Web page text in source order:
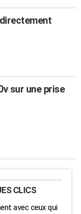
sur une prise
CLICS
avec ceux qui